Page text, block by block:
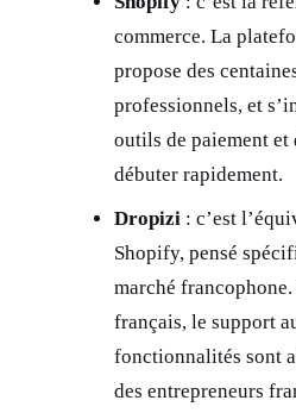
commerce. La
propose des
professionnels, et
outils de paiement
débuter rapidement.
Dropizi : c’est
Shopify, pensé
marché
français, le support
fonctionnalités sont
des entrepreneurs